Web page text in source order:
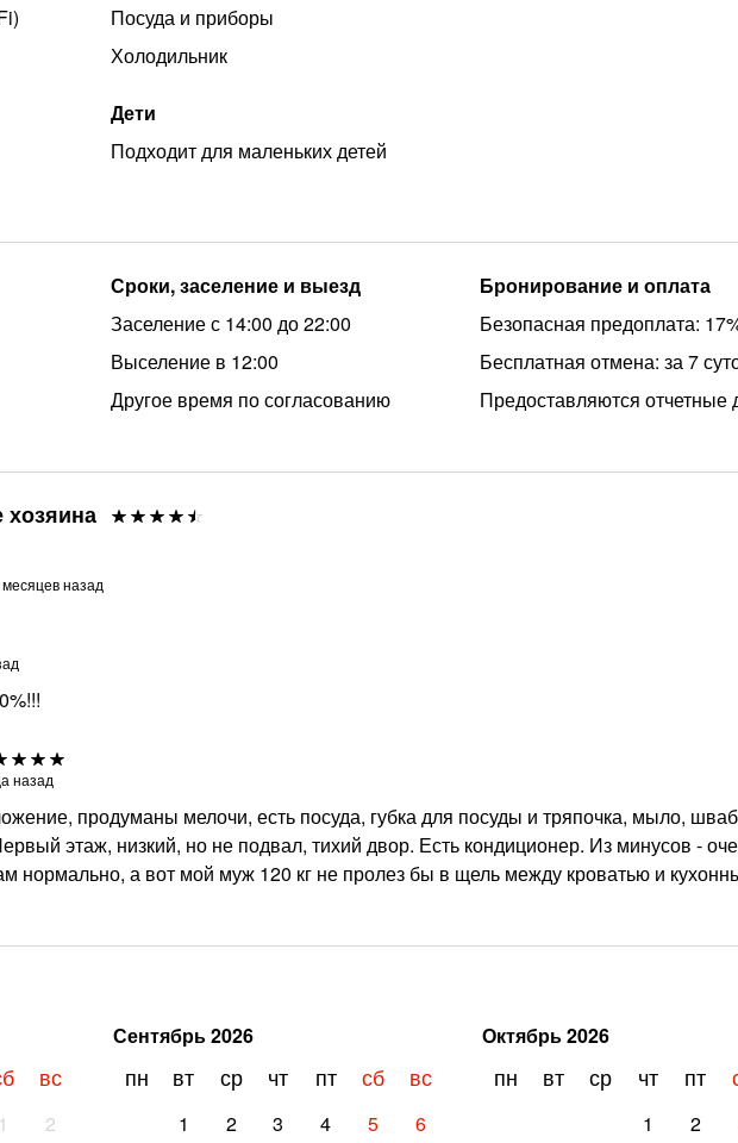
Посуда и приборы
Холодильник
Дети
Подходит для маленьких детей
Сроки, заселение и выезд
Заселение с 14:00 до 22:00
Выселение в 12:00
Другое время по согласованию
Бронирование и оплата
Безопасная предоплата:
Бесплатная отмена: за 7
Предоставляются отчетные
вс
1 2
Сентябрь2026
пн вт ср чт пт сб вс
1 2 3 4 5 6
Октябрь2026
пн вт ср чт пт
1 2
назад
назад
продуманы мелочи, есть посуда, губка для посуды и тряпочка, мыло,
этаж, низкий, но не подвал, тихий двор. Есть кондиционер. Из минусов -
нормально, а вот мой муж 120 кг не пролез бы в щель между кроватью и